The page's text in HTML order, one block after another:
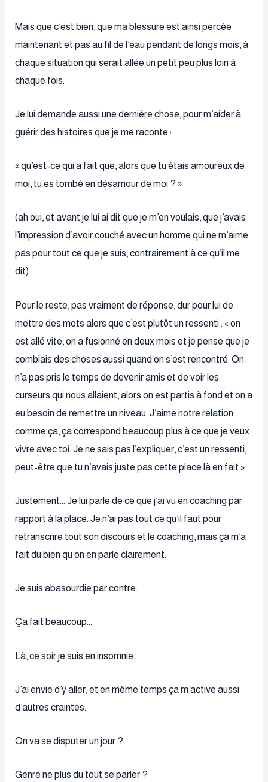
Mais que c’est bien, que ma blessure est ainsi percée
maintenant et pas au fil de l’eau pendant de longs mois, à
chaque situation qui serait allée un petit peu plus loin à
chaque fois.
Je lui demande aussi une dernière chose, pour m’aider à
guérir des histoires que je me raconte :
« qu’est-ce qui a fait que, alors que tu étais amoureux de
moi, tu es tombé en désamour de moi ? »
(ah oui, et avant je lui ai dit que je m’en voulais, que j’avais
l’impression d’avoir couché avec un homme qui ne m’aime
pas pour tout ce que je suis, contrairement à ce qu’il me
dit)
Pour le reste, pas vraiment de réponse, dur pour lui de
mettre des mots alors que c’est plutôt un ressenti : « on
est allé vite, on a fusionné en deux mois et je pense que je
comblais des choses aussi quand on s’est rencontré. On
n’a pas pris le temps de devenir amis et de voir les
curseurs qui nous allaient, alors on est partis à fond et on a
eu besoin de remettre un niveau. J’aime notre relation
comme ça, ça correspond beaucoup plus à ce que je veux
vivre avec toi. Je ne sais pas l’expliquer, c’est un ressenti,
peut-être que tu n’avais juste pas cette place là en fait »
Justement… Je lui parle de ce que j’ai vu en coaching par
rapport à la place. Je n’ai pas tout ce qu’il faut pour
retranscrire tout son discours et le coaching, mais ça m’a
fait du bien qu’on en parle clairement.
Je suis abasourdie par contre.
Ça fait beaucoup…
Là, ce soir je suis en insomnie.
J’ai envie d’y aller, et en même temps ça m’active aussi
d’autres craintes.
On va se disputer un jour ?
Genre ne plus du tout se parler ?